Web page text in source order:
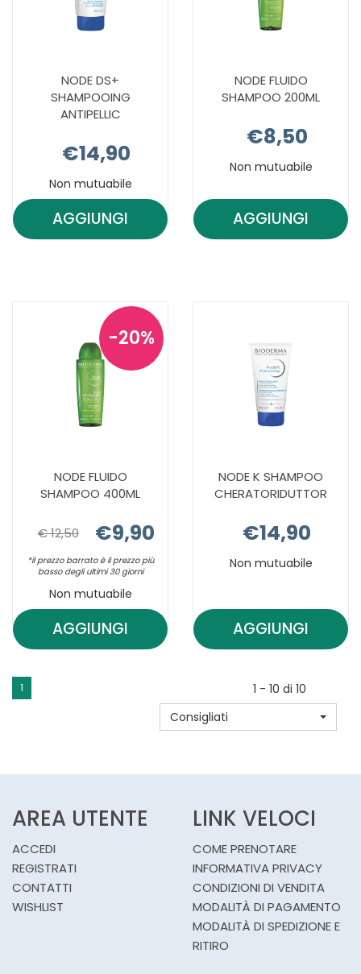
NODE DS+
SHAMPOOING
ANTIPELLIC
€14,90
Non mutuabile
AGGIUNGIAGGIUNGI NODE
CARRELLO
NODE FLUIDO
SHAMPOO 200ML
€8,50
Non mutuabile
AGGIUNGIAGGIUNGI
NODE FLUIDO
SHAMPOO 400ML
20%
€ 12,50 €9,90
*il prezzo barrato è il prezzo più
basso degli ultimi 30 giorni
Non mutuabile
AGGIUNGIAGGIUNGI NODE
CARRELLO
NODE K SHAMPOO
CHERATORIDUTTOR
€14,90
Non mutuabile
AGGIUNGIAGGIUNGI
SHAMPOO
CARRELLO
1
1 - 10 di 10
Consigliati
AREA UTENTE
ACCEDI
REGISTRATI
CONTATTI
WISHLIST
LINK VELOCI
COME PRENOTARE
INFORMATIVA PRIVACY
CONDIZIONI DI VENDITA
MODALITÀ DI PAGAMENTO
MODALITÀ DI SPEDIZIONE E
RITIRO